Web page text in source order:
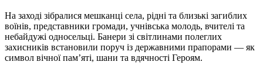
На заході зібралися мешканці села, рідні та близькі загиблих
воїнів, представники громади, учнівська молодь, вчителі та
небайдужі односельці. Банери зі світлинами полеглих
захисників встановили поруч із державними прапорами — як
символ вічної пам’яті, шани та вдячності Героям.